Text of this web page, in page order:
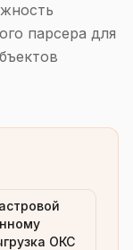
парсера для
ОКС